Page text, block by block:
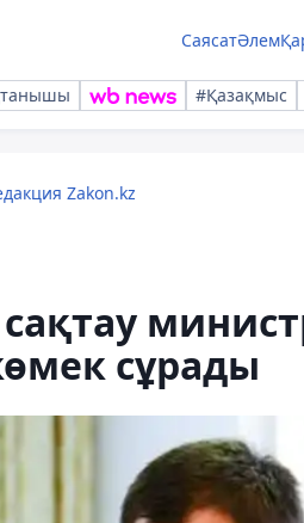
СаясатӘлем
#Қазақмыс
Zakon.kz
сұрады